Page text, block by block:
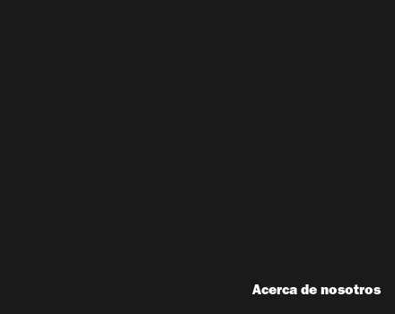
Acerca de nosotros